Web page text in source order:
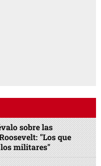
sobre las
"Los que
militares"